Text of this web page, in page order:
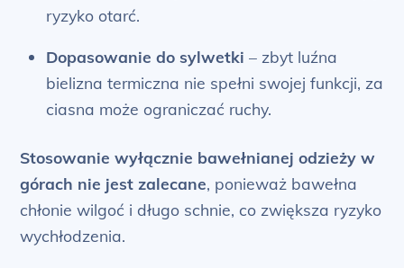
ryzyko otarć.
Dopasowanie do sylwetki – zbyt luźna
bielizna termiczna nie spełni swojej funkcji, za
ciasna może ograniczać ruchy.
Stosowanie wyłącznie bawełnianej odzieży w
górach nie jest zalecane, ponieważ bawełna
chłonie wilgoć i długo schnie, co zwiększa ryzyko
wychłodzenia.